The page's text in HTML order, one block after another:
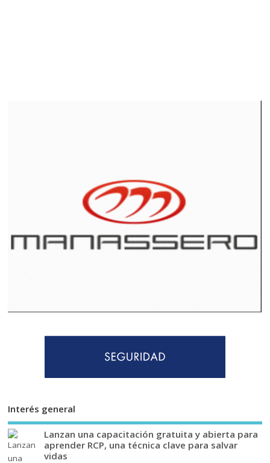
Interés general
Lanzan una capacitación gratuita y abierta para
aprender RCP, una técnica clave para salvar
vidas